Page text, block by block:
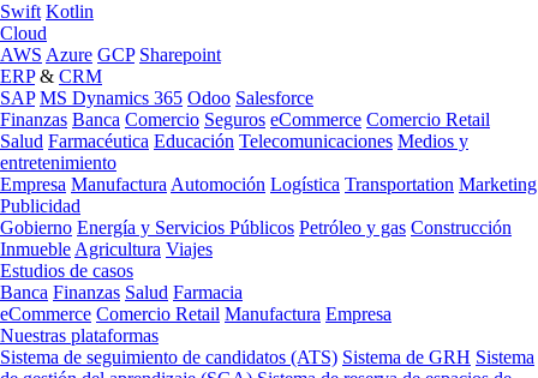
Swift Kotlin
Cloud
AWS Azure GCP Sharepoint
ERP& CRM
SAP MS Dynamics 365 Odoo Salesforce
Finanzas Banca Comercio Seguros eCommerce Comercio Retail
Salud Farmacéutica Educación Telecomunicaciones Medios y
entretenimiento
Empresa Manufactura Automoción Logística Transportation Marketing
Publicidad
Gobierno Energía y Servicios Públicos Petróleo y gas Construcción
Inmueble Agricultura Viajes
Estudios de casos
Banca Finanzas Salud Farmacia
eCommerce Comercio Retail Manufactura Empresa
Nuestras plataformas
Sistema de seguimiento de candidatos (ATS) Sistema de GRH Sistema